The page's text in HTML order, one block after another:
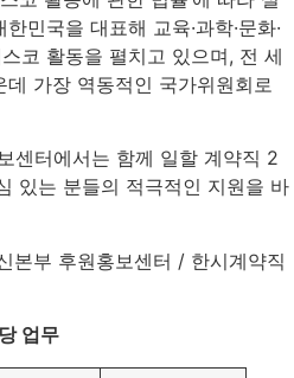
민국을 대표해 교육·과학·문화·
코 활동을 펼치고 있으며, 전 세
가장 역동적인 국가위원회로
센터에서는 함께 일할 계약직 2
있는 분들의 적극적인 지원을 바
본부 후원홍보센터 / 한시계약직
업무